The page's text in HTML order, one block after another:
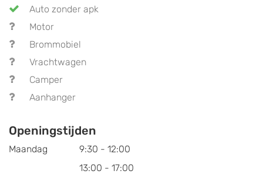
Auto zonder apk
Motor
Brommobiel
Vrachtwagen
Camper
Aanhanger
Openingstijden
Maandag
9:30 - 12:00
13:00 - 17:00